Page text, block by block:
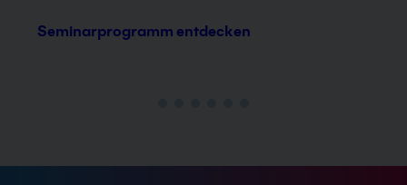
Seminarprogramm entdecken